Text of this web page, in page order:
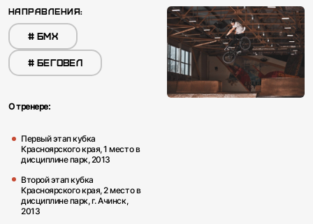
НАПРАВЛЕНИЯ:
# БМХ
# БЕГОВЕЛ
О тренере:
Первый этап кубка
Красноярского края, 1 место в
дисциплине парк, 2013
Второй этап кубка
Красноярского края, 2 место в
дисциплине парк, г. Ачинск,
2013